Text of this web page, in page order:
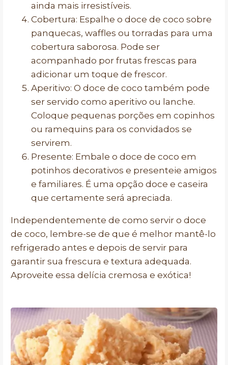
ainda mais irresistíveis.
Cobertura: Espalhe o doce de coco sobre
panquecas, waffles ou torradas para uma
cobertura saborosa. Pode ser
acompanhado por frutas frescas para
adicionar um toque de frescor.
Aperitivo: O doce de coco também pode
ser servido como aperitivo ou lanche.
Coloque pequenas porções em copinhos
ou ramequins para os convidados se
servirem.
Presente: Embale o doce de coco em
potinhos decorativos e presenteie amigos
e familiares. É uma opção doce e caseira
que certamente será apreciada.
Independentemente de como servir o doce
de coco, lembre-se de que é melhor mantê-lo
refrigerado antes e depois de servir para
garantir sua frescura e textura adequada.
Aproveite essa delícia cremosa e exótica!